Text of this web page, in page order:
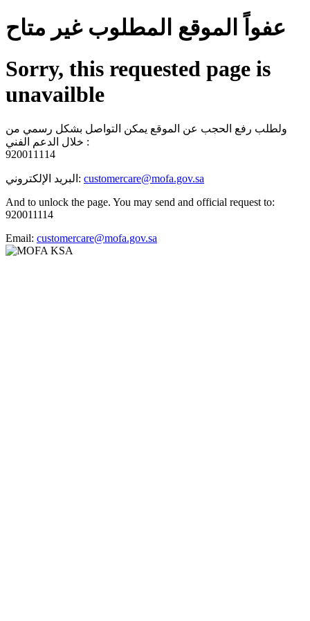
عفواً الموقع المطلوب غير متاح
Sorry, this requested page is
unavailble
ولطلب رفع الحجب عن الموقع يمكن التواصل بشكل رسمي من
خلال الدعم الفني :
920011114
البريد الإلكتروني: customercare@mofa.gov.sa
And to unlock the page. You may send and official request to:
920011114
Email: customercare@mofa.gov.sa